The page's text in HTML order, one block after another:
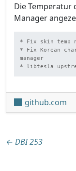
Die Temperatur
Manager
* Fix skin temp
* Fix Korean
manager
* libtesla
github.com
← DBI 253